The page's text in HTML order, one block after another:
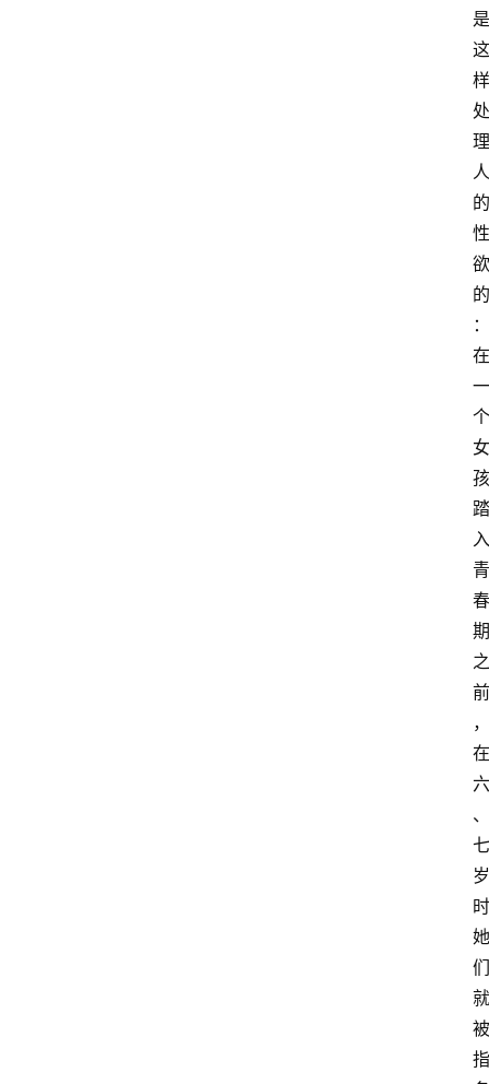
是
这
样
处
理
人
的
性
欲
的
：
在
一
个
女
孩
踏
入
青
春
期
之
前
，
在
六
、
七
岁
时
她
们
就
被
指